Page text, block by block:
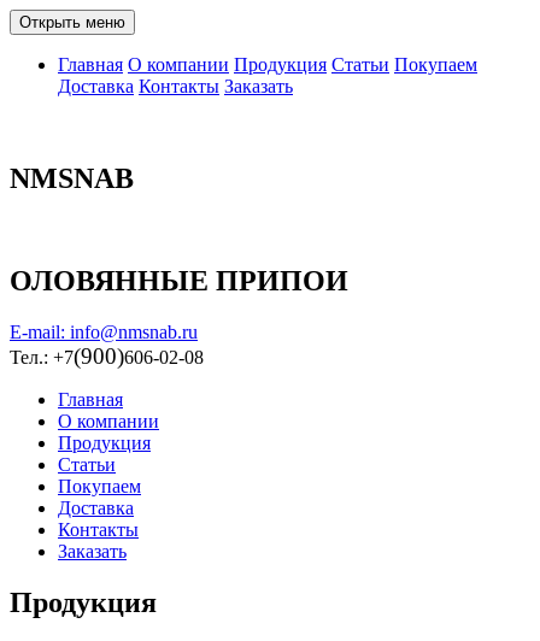
Открыть меню
Главная О компании Продукция Статьи Покупаем
Доставка Контакты Заказать
NMSNAB
ОЛОВЯННЫЕ ПРИПОИ
E-mail: info@nmsnab.ru
Тел.: +7(900)606-02-08
Главная
О компании
Продукция
Статьи
Покупаем
Доставка
Контакты
Заказать
Продукция